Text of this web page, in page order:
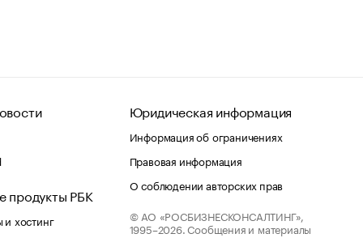
продукты РБК
хостинг
Юридическая информация
Информация об ограничениях
Правовая информация
О соблюдении авторских прав
© АО «РОСБИЗНЕСКОНСАЛТИНГ»,
1995–2026. Сообщения и материалы